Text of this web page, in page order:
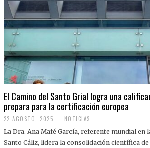
El Camino del Santo Grial logra una
prepara para la certificación europea
22 AGOSTO, 2025
2
A
G
NOTICIAS
La Dra. Ana Mafé García, referente mundial en
Santo Cáliz, lidera la consolidación científica